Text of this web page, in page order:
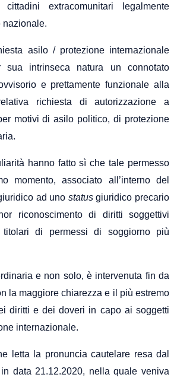
extracomunitari legalmente
nazionale.
asilo / protezione internazionale
sua intrinseca natura un connotato
e prettamente funzionale alla
richiesta di autorizzazione a
motivi di asilo politico, di protezione
hanno fatto sì che tale permesso
momento, associato all’interno del
ad uno statusgiuridico precario
riconoscimento di diritti soggettivi
di permessi di soggiorno più
e non solo, è intervenuta fin da
la maggiore chiarezza e il più estremo
diritti e dei doveri in capo ai soggetti
internazionale.
letta la pronuncia cautelare resa dal
data 21.12.2020, nella quale veniva